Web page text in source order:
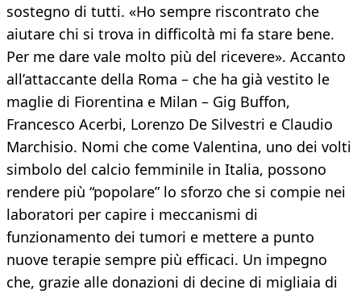
sostegno di tutti. «Ho sempre riscontrato che
aiutare chi si trova in difficoltà mi fa stare bene.
Per me dare vale molto più del ricevere». Accanto
all’attaccante della Roma – che ha già vestito le
maglie di Fiorentina e Milan – Gig Buffon,
Francesco Acerbi, Lorenzo De Silvestri e Claudio
Marchisio. Nomi che come Valentina, uno dei volti
simbolo del calcio femminile in Italia, possono
rendere più “popolare” lo sforzo che si compie nei
laboratori per capire i meccanismi di
funzionamento dei tumori e mettere a punto
nuove terapie sempre più efficaci. Un impegno
che, grazie alle donazioni di decine di migliaia di